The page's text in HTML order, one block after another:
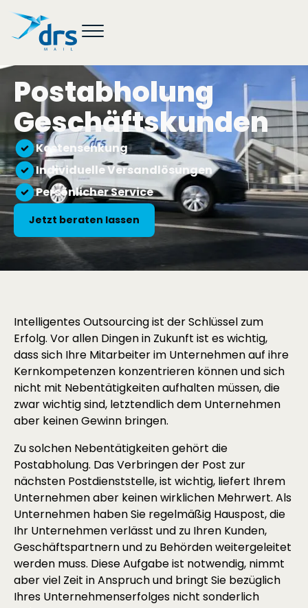
Postabholung
Geschäftskunden
Kostensenkung
Individuelle Versandlösungen
Persönlicher Service
Jetzt beraten lassen
Intelligentes Outsourcing ist der Schlüssel zum
Erfolg. Vor allen Dingen in Zukunft ist es wichtig,
dass sich Ihre Mitarbeiter im Unternehmen auf ihre
Kernkompetenzen konzentrieren können und sich
nicht mit Nebentätigkeiten aufhalten müssen, die
zwar wichtig sind, letztendlich dem Unternehmen
aber keinen Gewinn bringen.
Zu solchen Nebentätigkeiten gehört die
Postabholung. Das Verbringen der Post zur
nächsten Postdienststelle, ist wichtig, liefert Ihrem
Unternehmen aber keinen wirklichen Mehrwert. Als
Unternehmen haben Sie regelmäßig Hauspost, die
Ihr Unternehmen verlässt und zu Ihren Kunden,
Geschäftspartnern und zu Behörden weitergeleitet
werden muss. Diese Aufgabe ist notwendig, nimmt
aber viel Zeit in Anspruch und bringt Sie bezüglich
Ihres Unternehmenserfolges nicht sonderlich